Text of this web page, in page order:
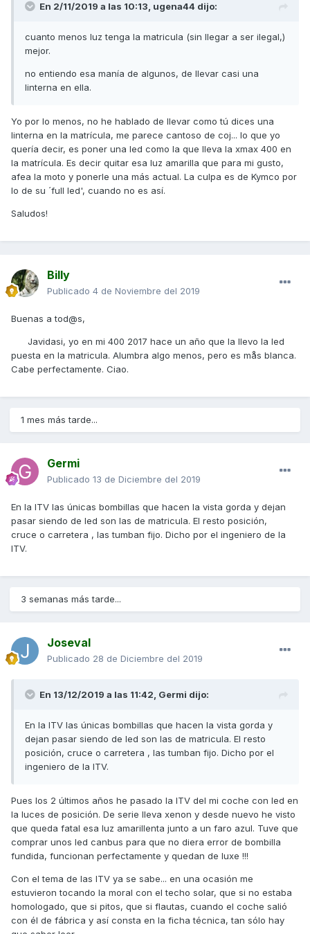
En 2/11/2019 a las 10:13, ugena44 dijo:
cuanto menos luz tenga la matricula (sin llegar a ser ilegal,)
mejor.
no entiendo esa manía de algunos, de llevar casi una
linterna en ella.
Yo por lo menos, no he hablado de llevar como tú dices una
linterna en la matrícula, me parece cantoso de coj... lo que yo
quería decir, es poner una led como la que lleva la xmax 400 en
la matrícula. Es decir quitar esa luz amarilla que para mi gusto,
afea la moto y ponerle una más actual. La culpa es de Kymco por
lo de su ´full led', cuando no es así.
Saludos!
Billy
Publicado 4 de Noviembre del 2019
Buenas a tod@s,
Javidasi, yo en mi 400 2017 hace un año que la llevo la led
puesta en la matricula. Alumbra algo menos, pero es mås blanca.
Cabe perfectamente. Ciao.
1 mes más tarde...
Germi
Publicado 13 de Diciembre del 2019
En la ITV las únicas bombillas que hacen la vista gorda y dejan
pasar siendo de led son las de matricula. El resto posición,
cruce o carretera , las tumban fijo. Dicho por el ingeniero de la
ITV.
3 semanas más tarde...
Joseval
Publicado 28 de Diciembre del 2019
En 13/12/2019 a las 11:42, Germi dijo:
En la ITV las únicas bombillas que hacen la vista gorda y
dejan pasar siendo de led son las de matricula. El resto
posición, cruce o carretera , las tumban fijo. Dicho por el
ingeniero de la ITV.
Pues los 2 últimos años he pasado la ITV del mi coche con led en
la luces de posición. De serie lleva xenon y desde nuevo he visto
que queda fatal esa luz amarillenta junto a un faro azul. Tuve que
comprar unos led canbus para que no diera error de bombilla
fundida, funcionan perfectamente y quedan de luxe !!!
Con el tema de las ITV ya se sabe... en una ocasión me
estuvieron tocando la moral con el techo solar, que si no estaba
homologado, que si pitos, que si flautas, cuando el coche salió
con él de fábrica y así consta en la ficha técnica, tan sólo hay